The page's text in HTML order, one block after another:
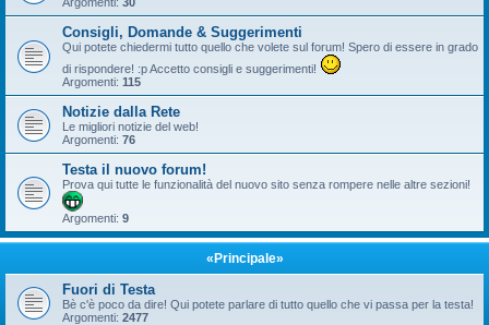
Consigli, Domande & Suggerimenti
Qui potete chiedermi tutto quello che volete sul forum! Spero di essere in grado
di rispondere! :p Accetto consigli e suggerimenti!
Argomenti: 115
Notizie dalla Rete
Le migliori notizie del web!
Argomenti: 76
Testa il nuovo forum!
Prova qui tutte le funzionalità del nuovo sito senza rompere nelle altre sezioni!
Argomenti: 9
«Principale»
Fuori di Testa
Bè c'è poco da dire! Qui potete parlare di tutto quello che vi passa per la testa!
Argomenti: 2477